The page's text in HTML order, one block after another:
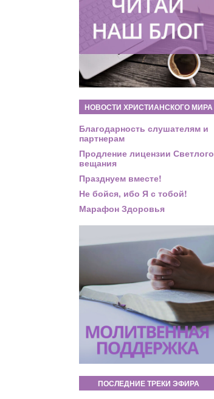
НОВОСТИ ХРИСТИАНСКОГО МИРА
Благодарность слушателям и
партнерам
Продление лицензии Светлого
вещания
Празднуем вместе!
Не бойся, ибо Я с тобой!
Марафон Здоровья
ПОСЛЕДНИЕ ТРЕКИ ЭФИРА